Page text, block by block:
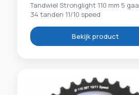
Tandwiel Stronglight 110 mm 5
34 tanden 11/10 speed
Bekijk product